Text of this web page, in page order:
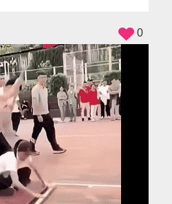
0